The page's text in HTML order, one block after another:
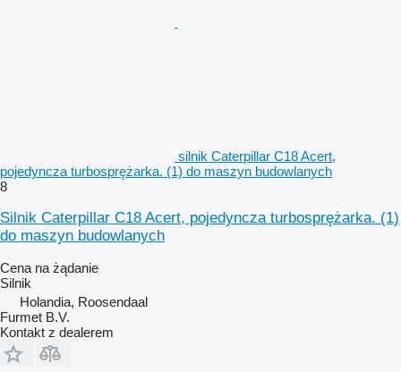
silnik Caterpillar C18 Acert,
pojedyncza turbosprężarka. (1) do maszyn budowlanych
8
Silnik Caterpillar C18 Acert, pojedyncza turbosprężarka. (1)
do maszyn budowlanych
Cena na żądanie
Silnik
Holandia, Roosendaal
Furmet B.V.
Kontakt z dealerem